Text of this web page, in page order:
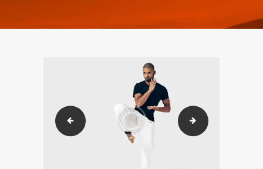
service-4 service-6